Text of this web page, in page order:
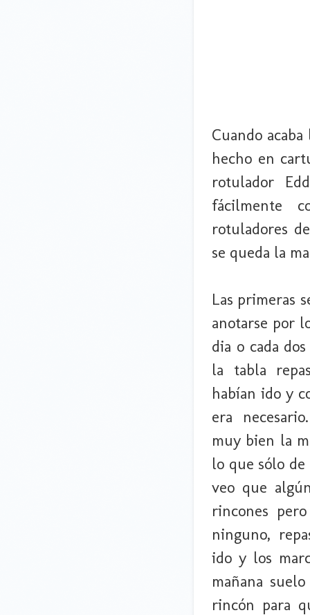
Cuando
hecho en
rotulador
fácilmente
rotuladores
se queda la
Las primeras
anotarse por
dia o cada
la tabla
habían ido y
era
muy bien la
lo que sólo
veo que
rincones
ninguno,
ido y los
mañana
rincón para